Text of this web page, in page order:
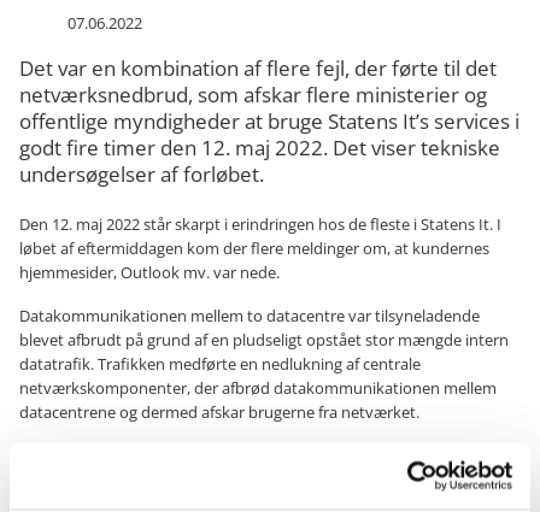
07.06.2022
Det var en kombination af flere fejl, der førte til det
netværksnedbrud, som afskar flere ministerier og
offentlige myndigheder at bruge Statens It’s services i
godt fire timer den 12. maj 2022. Det viser tekniske
undersøgelser af forløbet.
Den 12. maj 2022 står skarpt i erindringen hos de fleste i Statens It. I
løbet af eftermiddagen kom der flere meldinger om, at kundernes
hjemmesider, Outlook mv. var nede.
Datakommunikationen mellem to datacentre var tilsyneladende
blevet afbrudt på grund af en pludseligt opstået stor mængde intern
datatrafik. Trafikken medførte en nedlukning af centrale
netværkskomponenter, der afbrød datakommunikationen mellem
datacentrene og dermed afskar brugerne fra netværket.